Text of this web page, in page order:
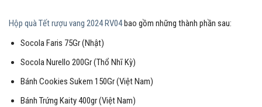
Hộp quà Tết rượu vang 2024 RV04bao gồm những thành phần sau:
Socola Faris 75Gr (Nhật)
Socola Nurello 200Gr (Thổ Nhĩ Kỳ)
Bánh Cookies Sukem 150Gr (Việt Nam)
Bánh Trứng Kaity 400gr (Việt Nam)